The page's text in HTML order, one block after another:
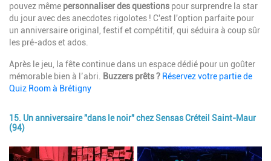
pouvez même personnaliser des questions pour surprendre la star
du jour avec des anecdotes rigolotes ! C'est l'option parfaite pour
un anniversaire original, festif et compétitif, qui séduira à coup sûr
les pré-ados et ados.
Après le jeu, la fête continue dans un espace dédié pour un goûter
mémorable bien à l’abri. Buzzers prêts ? Réservez votre partie de
Quiz Room à Brétigny
15. Un anniversaire "dans le noir" chez Sensas Créteil Saint-Maur
(94)
Image